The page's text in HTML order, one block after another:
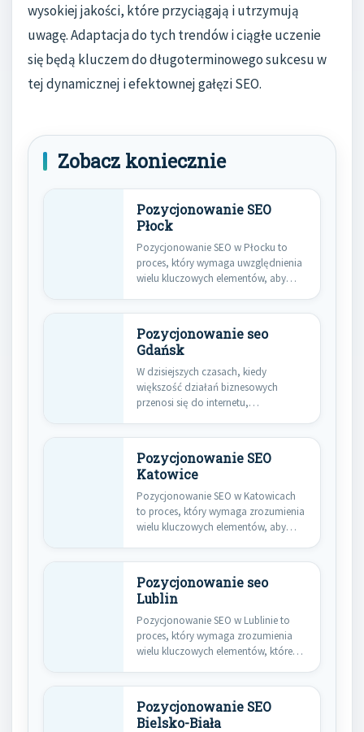
wysokiej jakości, które przyciągają i utrzymują
uwagę. Adaptacja do tych trendów i ciągłe uczenie
się będą kluczem do długoterminowego sukcesu w
tej dynamicznej i efektownej gałęzi SEO.
Zobacz koniecznie
Pozycjonowanie SEO
Płock
Pozycjonowanie SEO w Płocku to
proces, który wymaga uwzględnienia
wielu kluczowych elementów, aby
Pozycjonowanie seo
Gdańsk
W dzisiejszych czasach, kiedy
większość działań biznesowych
przenosi się do internetu,
Pozycjonowanie SEO
Katowice
Pozycjonowanie SEO w Katowicach
to proces, który wymaga zrozumienia
wielu kluczowych elementów, aby
Pozycjonowanie seo
Lublin
Pozycjonowanie SEO w Lublinie to
proces, który wymaga zrozumienia
wielu kluczowych elementów, które
Pozycjonowanie SEO
Bielsko-Biała